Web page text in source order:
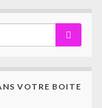
VOTRE BOITE